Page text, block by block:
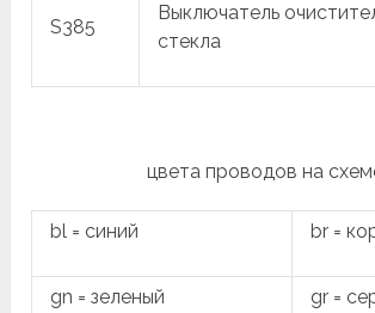
S385
Выключатель
стекла
цвета проводов на
bl = синий br =
gn = зеленый gr =